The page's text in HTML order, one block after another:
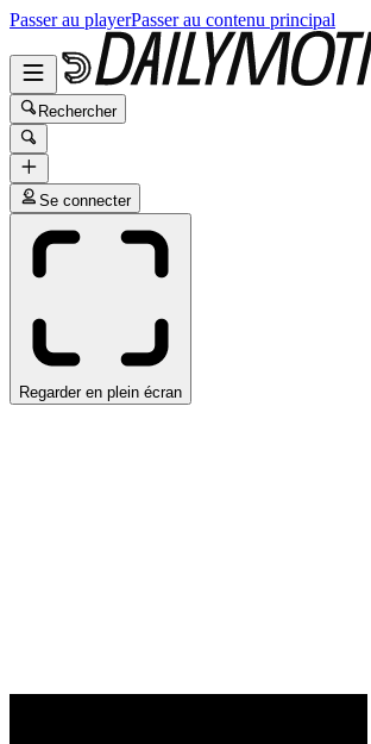
Passer au playerPasser au contenu principal
Rechercher
Se connecter
Regarder en plein écran